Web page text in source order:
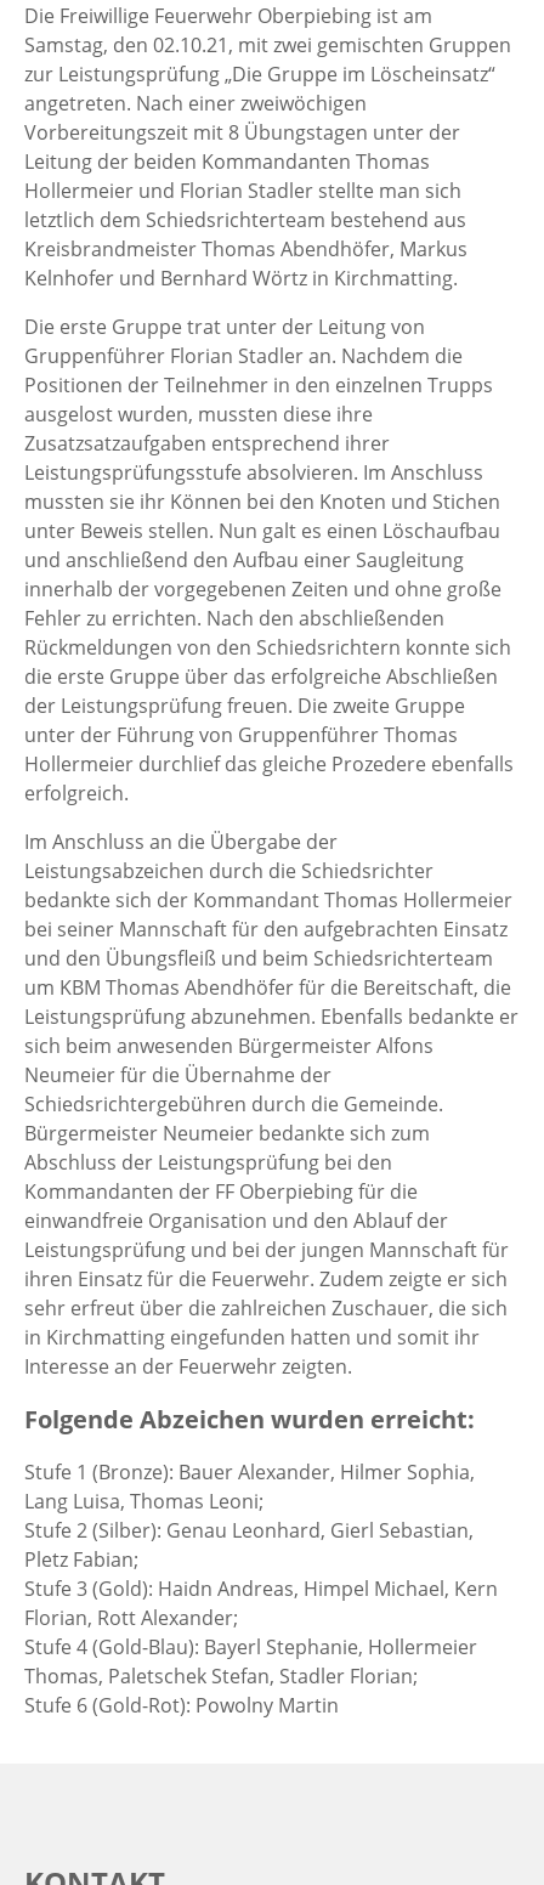
Die Freiwillige Feuerwehr Oberpiebing ist am
Samstag, den 02.10.21, mit zwei gemischten Gruppen
zur Leistungsprüfung „Die Gruppe im Löscheinsatz“
angetreten. Nach einer zweiwöchigen
Vorbereitungszeit mit 8 Übungstagen unter der
Leitung der beiden Kommandanten Thomas
Hollermeier und Florian Stadler stellte man sich
letztlich dem Schiedsrichterteam bestehend aus
Kreisbrandmeister Thomas Abendhöfer, Markus
Kelnhofer und Bernhard Wörtz in Kirchmatting.
Die erste Gruppe trat unter der Leitung von
Gruppenführer Florian Stadler an. Nachdem die
Positionen der Teilnehmer in den einzelnen Trupps
ausgelost wurden, mussten diese ihre
Zusatzsatzaufgaben entsprechend ihrer
Leistungsprüfungsstufe absolvieren. Im Anschluss
mussten sie ihr Können bei den Knoten und Stichen
unter Beweis stellen. Nun galt es einen Löschaufbau
und anschließend den Aufbau einer Saugleitung
innerhalb der vorgegebenen Zeiten und ohne große
Fehler zu errichten. Nach den abschließenden
Rückmeldungen von den Schiedsrichtern konnte sich
die erste Gruppe über das erfolgreiche Abschließen
der Leistungsprüfung freuen. Die zweite Gruppe
unter der Führung von Gruppenführer Thomas
Hollermeier durchlief das gleiche Prozedere ebenfalls
erfolgreich.
Im Anschluss an die Übergabe der
Leistungsabzeichen durch die Schiedsrichter
bedankte sich der Kommandant Thomas Hollermeier
bei seiner Mannschaft für den aufgebrachten Einsatz
und den Übungsfleiß und beim Schiedsrichterteam
um KBM Thomas Abendhöfer für die Bereitschaft, die
Leistungsprüfung abzunehmen. Ebenfalls bedankte er
sich beim anwesenden Bürgermeister Alfons
Neumeier für die Übernahme der
Schiedsrichtergebühren durch die Gemeinde.
Bürgermeister Neumeier bedankte sich zum
Abschluss der Leistungsprüfung bei den
Kommandanten der FF Oberpiebing für die
einwandfreie Organisation und den Ablauf der
Leistungsprüfung und bei der jungen Mannschaft für
ihren Einsatz für die Feuerwehr. Zudem zeigte er sich
sehr erfreut über die zahlreichen Zuschauer, die sich
in Kirchmatting eingefunden hatten und somit ihr
Interesse an der Feuerwehr zeigten.
Folgende Abzeichen wurden erreicht:
Stufe 1 (Bronze): Bauer Alexander, Hilmer Sophia,
Lang Luisa, Thomas Leoni;
Stufe 2 (Silber): Genau Leonhard, Gierl Sebastian,
Pletz Fabian;
Stufe 3 (Gold): Haidn Andreas, Himpel Michael, Kern
Florian, Rott Alexander;
Stufe 4 (Gold-Blau): Bayerl Stephanie, Hollermeier
Thomas, Paletschek Stefan, Stadler Florian;
Stufe 6 (Gold-Rot): Powolny Martin